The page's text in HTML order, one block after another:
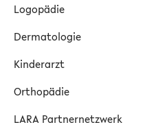
Logopädie
Dermatologie
Kinderarzt
Orthopädie
LARA Partnernetzwerk